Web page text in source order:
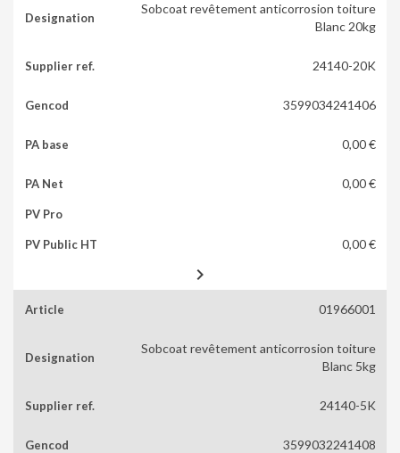
Sobcoat revêtement anticorrosion toiture
Blanc 20kg
24140-20K
3599034241406
0,00 €
0,00 €
0,00 €

01966001
Sobcoat revêtement anticorrosion toiture
Blanc 5kg
24140-5K
3599032241408